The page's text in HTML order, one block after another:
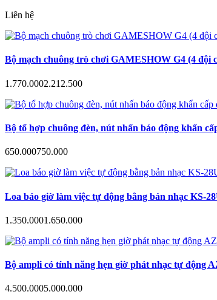
Liên hệ
Bộ mạch chuông trò chơi GAMESHOW G4 (4
1.770.0002.212.500
Bộ tổ hợp chuông đèn, nút nhấn báo động khẩn
650.000750.000
Loa báo giờ làm việc tự động bằng bản nhạc KS-
1.350.0001.650.000
Bộ ampli có tính năng hẹn giờ phát nhạc tự động
4.500.0005.000.000